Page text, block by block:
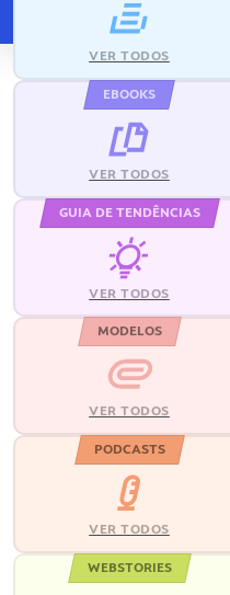
VER TODOS
EBOOKS
VER TODOS
GUIA DE TENDÊNCIAS
VER TODOS
MODELOS
VER TODOS
PODCASTS
VER TODOS
WEBSTORIES